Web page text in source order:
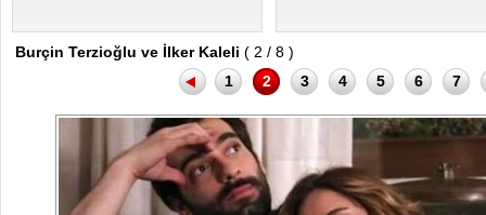
Burçin Terzioğlu ve İlker Kaleli ( 2 / 8 )
1
2 3 4 5 6 7